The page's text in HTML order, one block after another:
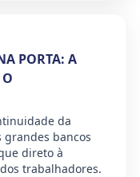
PORTA: A
da
bancos
direto à
trabalhadores.